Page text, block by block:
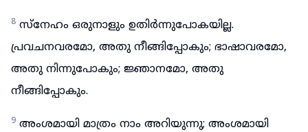
8 സ്നേഹം ഒരുനാളും ഉതിർന്നുപോകയില്ല.
പ്രവചനവരമോ, അതു നീങ്ങിപ്പോകും; ഭാഷാവരമോ,
അതു നിന്നുപോകും; ജ്ഞാനമോ, അതു
നീങ്ങിപ്പോകും.
9 അംശമായി മാത്രം നാം അറിയുന്നു; അംശമായി